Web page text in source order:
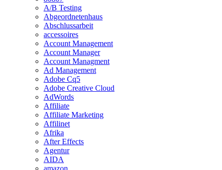
A/B Testing
Abgeordnetenhaus
Abschlussarbeit
accessoires
Account Management
Account Manager
Account Managment
Ad Management
Adobe Cq5
Adobe Creative Cloud
AdWords
Affiliate
Affiliate Marketing
Affilinet
Afrika
After Effects
Agentur
AIDA
amazon